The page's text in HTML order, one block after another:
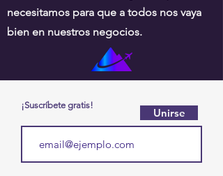
necesitamos para que a todos nos vaya
bien en nuestros negocios.
¡Suscríbete gratis!
Unirse